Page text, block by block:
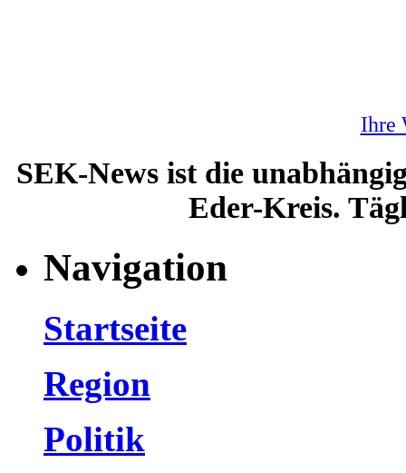
Ihre
SEK-News ist die
Eder-Kreis.
Navigation
Startseite
Region
Politik